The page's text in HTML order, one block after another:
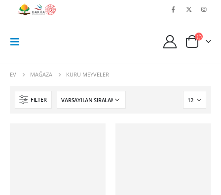
EV MAĞAZA KURU MEYVELER
FILTER